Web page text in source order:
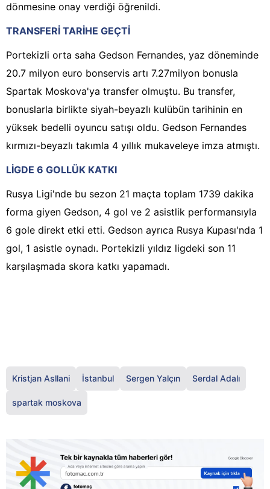
dönmesine onay verdiği öğrenildi.
TRANSFERİ TARİHE GEÇTİ
Portekizli orta saha Gedson Fernandes, yaz döneminde
20.7 milyon euro bonservis artı 7.27milyon bonusla
Spartak Moskova'ya transfer olmuştu. Bu transfer,
bonuslarla birlikte siyah-beyazlı kulübün tarihinin en
yüksek bedelli oyuncu satışı oldu. Gedson Fernandes
kırmızı-beyazlı takımla 4 yıllık mukaveleye imza atmıştı.
LİGDE 6 GOLLÜK KATKI
Rusya Ligi'nde bu sezon 21 maçta toplam 1739 dakika
forma giyen Gedson, 4 gol ve 2 asistlik performansıyla
6 gole direkt etki etti. Gedson ayrıca Rusya Kupası'nda 1
gol, 1 asistle oynadı. Portekizli yıldız ligdeki son 11
karşılaşmada skora katkı yapamadı.
Kristjan Asllani İstanbul Sergen Yalçın Serdal Adalı
spartak moskova